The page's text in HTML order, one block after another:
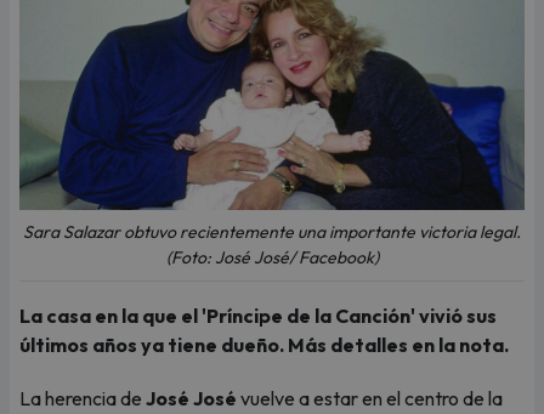
Sara Salazar obtuvo recientemente una importante victoria legal.
(Foto: José José/ Facebook)
La casa en la que el 'Príncipe de la Canción' vivió sus
últimos años ya tiene dueño. Más detalles en la nota.
La herencia de José José vuelve a estar en el centro de la